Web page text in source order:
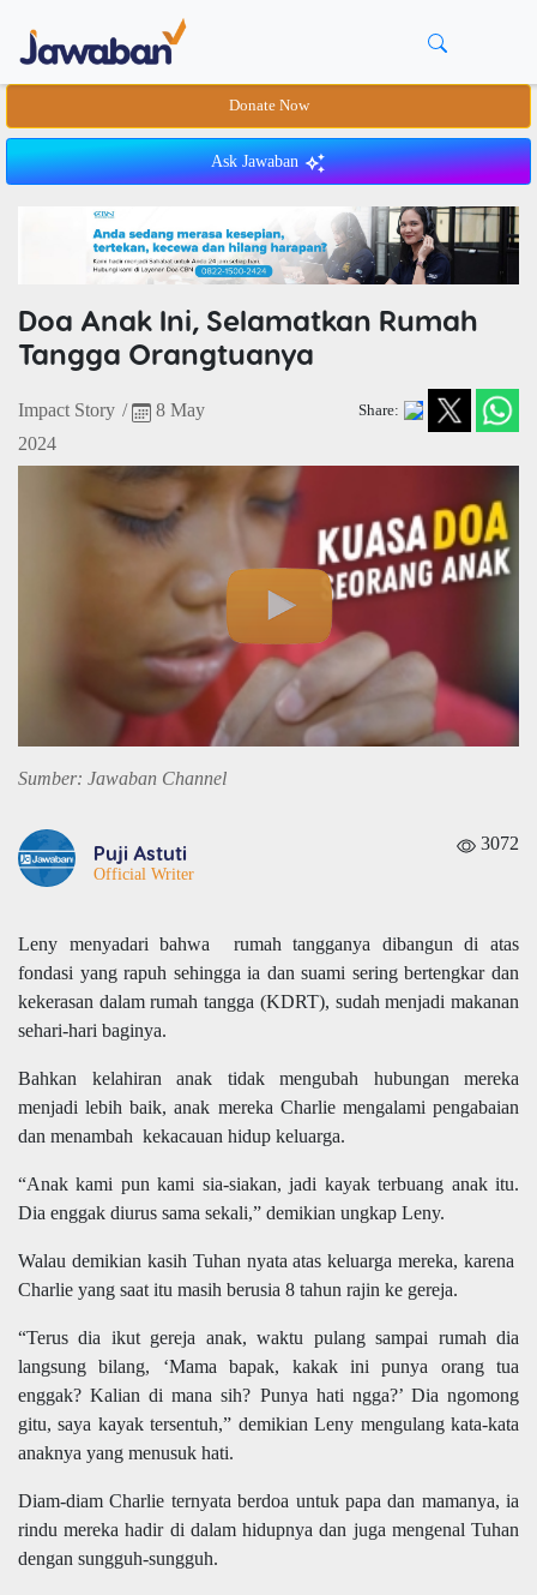
Donate Now
Ask Jawaban
Doa Anak Ini, Selamatkan Rumah
Tangga Orangtuanya
Impact Story /
8 May
2024
Share:
Sumber: Jawaban Channel
Puji Astuti
Official Writer
3072
Leny menyadari bahwa rumah tangganya dibangun di atas
fondasi yang rapuh sehingga ia dan suami sering bertengkar dan
kekerasan dalam rumah tangga (KDRT), sudah menjadi makanan
sehari-hari baginya.
Bahkan kelahiran anak tidak mengubah hubungan mereka
menjadi lebih baik, anak mereka Charlie mengalami pengabaian
dan menambah kekacauan hidup keluarga.
“Anak kami pun kami sia-siakan, jadi kayak terbuang anak itu.
Dia enggak diurus sama sekali,” demikian ungkap Leny.
Walau demikian kasih Tuhan nyata atas keluarga mereka, karena
Charlie yang saat itu masih berusia 8 tahun rajin ke gereja.
“Terus dia ikut gereja anak, waktu pulang sampai rumah dia
langsung bilang, ‘Mama bapak, kakak ini punya orang tua
enggak? Kalian di mana sih? Punya hati ngga?’ Dia ngomong
gitu, saya kayak tersentuh,” demikian Leny mengulang kata-kata
anaknya yang menusuk hati.
Diam-diam Charlie ternyata berdoa untuk papa dan mamanya, ia
rindu mereka hadir di dalam hidupnya dan juga mengenal Tuhan
dengan sungguh-sungguh.